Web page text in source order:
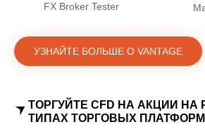
FX Broker Tester
УЗНАЙТЕ БОЛЬШЕ О VANTAGE
ТОРГУЙТЕ CFD НА АКЦИИ
ТИПАХ ТОРГОВЫХ ПЛАТФОРМ